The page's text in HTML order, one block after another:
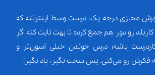
مجازی درجه یک، درست وسط اینترنته که
رو دور هم جمع کرده تا بهت ثابت کنه اگر
باشه؛ درس خوندن خیلی آسون‌تر و
فکرش رو می‌کنی. پس سخت نگیر، یاد بگیر!